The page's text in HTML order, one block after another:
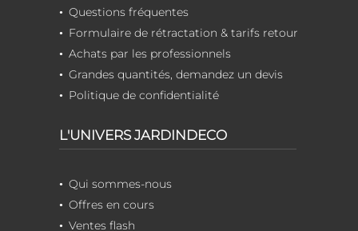
Questions fréquentes
Formulaire de rétractation & tarifs retour
Achats par les professionnels
Grandes quantités, demandez un devis
Politique de confidentialité
L'UNIVERS JARDINDECO
Qui sommes-nous
Offres en cours
Ventes flash